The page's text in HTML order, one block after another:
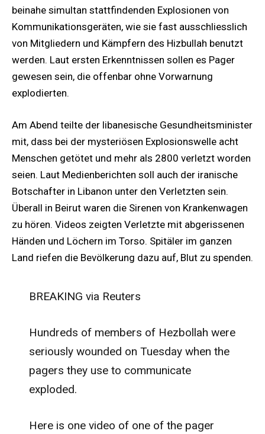
beinahe simultan stattfindenden Explosionen von
Kommunikationsgeräten, wie sie fast ausschliesslich
von Mitgliedern und Kämpfern des Hizbullah benutzt
werden. Laut ersten Erkenntnissen sollen es Pager
gewesen sein, die offenbar ohne Vorwarnung
explodierten.
Am Abend teilte der libanesische Gesundheitsminister
mit, dass bei der mysteriösen Explosionswelle acht
Menschen getötet und mehr als 2800 verletzt worden
seien. Laut Medienberichten soll auch der iranische
Botschafter in Libanon unter den Verletzten sein.
Überall in Beirut waren die Sirenen von Krankenwagen
zu hören. Videos zeigten Verletzte mit abgerissenen
Händen und Löchern im Torso. Spitäler im ganzen
Land riefen die Bevölkerung dazu auf, Blut zu spenden.
BREAKING via Reuters
Hundreds of members of Hezbollah were
seriously wounded on Tuesday when the
pagers they use to communicate
exploded.
Here is one video of one of the pager